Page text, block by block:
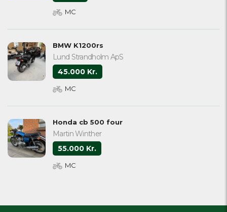
MC
BMW K1200rs
Lund Strandholm ApS
45.000 Kr.
MC
Honda cb 500 four
Martin Winther
55.000 Kr.
MC